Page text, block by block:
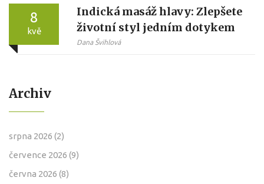
8
kvě
Indická masáž hlavy: Zlepšete
životní styl jedním dotykem
Dana Švihlová
Archiv
srpna 2026 (2)
července 2026 (9)
června 2026 (8)